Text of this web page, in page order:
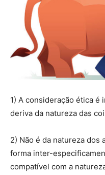
1) A consideração ética
deriva da natureza das
2) Não é da natureza dos
forma inter-
compatível com a